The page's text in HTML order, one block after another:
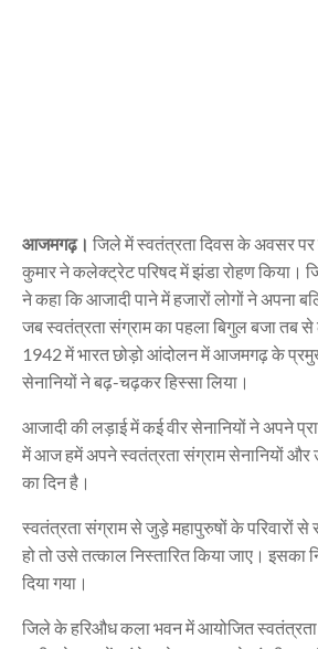
आजमगढ़। जिले में स्वतंत्रता दिवस के अवसर पर
कुमार ने कलेक्ट्रेट परिषद में झंडा रोहण किया।
ने कहा कि आजादी पाने में हजारों लोगों ने अपना
जब स्वतंत्रता संग्राम का पहला बिगुल बजा
1942 में भारत छोड़ो आंदोलन में आजमगढ़ के
सेनानियों ने बढ़-चढ़कर हिस्सा लिया।
आजादी की लड़ाई में कई वीर सेनानियों ने अपने
में आज हमें अपने स्वतंत्रता संग्राम सेनानियों और
का दिन है।
स्वतंत्रता संग्राम से जुड़े महापुरुषों के परिवारों से
हो तो उसे तत्काल निस्तारित किया जाए। इसका
दिया गया।
जिले के हरिऔध कला भवन में आयोजित स्वतंत्रता